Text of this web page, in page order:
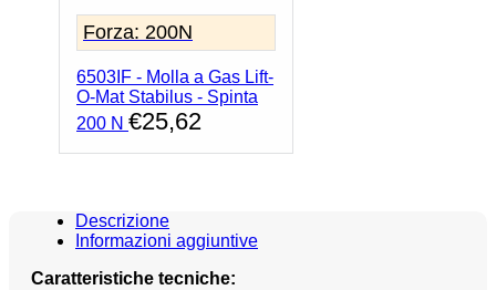
Forza: 200N
6503IF - Molla a Gas Lift-
O-Mat Stabilus - Spinta
200 N €25,62
Descrizione
Informazioni aggiuntive
Caratteristiche tecniche: